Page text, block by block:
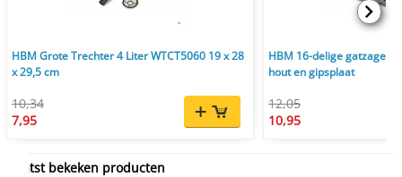
HBM Grote Trechter 4 Liter WTCT5060 19 x 28
x 29,5 cm
10,34
7,95
HBM 16-delige
hout en gipsplaat
12,05
10,95
Laatst bekeken producten